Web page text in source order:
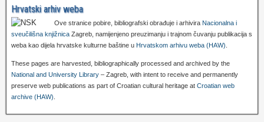
Hrvatski arhiv weba
Ove stranice pobire, bibliografski obrađuje i arhivira Nacionalna i
sveučilišna knjižnica Zagreb, namijenjeno preuzimanju i trajnom čuvanju publikacija s
weba kao dijela hrvatske kulturne baštine u Hrvatskom arhivu weba (HAW)
These pages are harvested, bibliographically processed and archived by the
National and University Library – Zagreb, with intent to receive and permanently
preserve web publications as part of Croatian cultural heritage at Croatian web
archive (HAW)